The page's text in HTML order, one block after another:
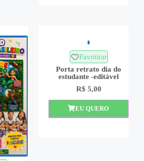
Favotirar
Porta retrato dia do
estudante -editável
R$ 5,00
EU QUERO